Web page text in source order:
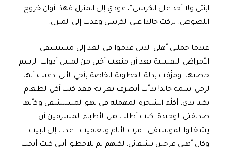
ابنتي ولا أحد على الكرسي”، عودي إلى المنزل فهذا أوان خروج
اللصوص. تركت خالدا على الكرسي وعدت إلى المنزل.
عندما حملني أهلي الذين قدموا في الغد إلى مستشفى
الأمراض النفسية بعد أن منعت أختي من لمس أدوات الرسم
خاصتها، ومزّقت بدلة الخطوبة الخاصة بأخي؛ لأني ادعيت أنها
لرجل اسمه خالد! بدأت أتصرف بغرابة؛ فقد كنت آكل الطعام
بكلتا يدي، أكلّم الشجرة المهملة في بهو المستشفى وكأنها
صديقتي الوحيدة، كنت أطلب من الأطباء المشرفين أن
يشغلوا الموسيقى.. مرت الأيام وتعافيت.. عدت إلى البيت
وكان أهلي فرحين بشفائي، لكنهم لم يلاحظوا أنني كنت أبحث